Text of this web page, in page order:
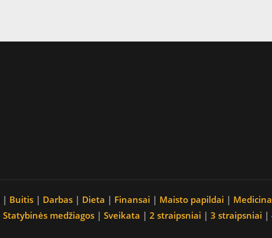
| Buitis | Darbas | Dieta | Finansai | Maisto papildai | Medicina
Statybinės medžiagos | Sveikata | 2 straipsniai | 3 straipsniai |